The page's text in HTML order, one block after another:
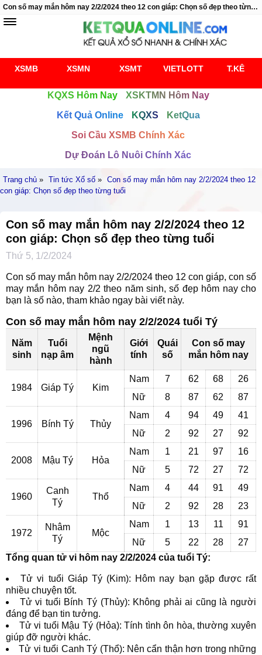
Con số may mắn hôm nay 2/2/2024 theo 12 con giáp: Chọn số đẹp theo từng tuổi
XSMB XSMN XSMT VIETLOTT T.KÊ
KQXS Hôm Nay
XSKTMN Hôm Nay
Kết Quả Online
KQXS
KetQua
Soi Cầu XSMB Chính Xác
Dự Đoán Lô Nuôi Chính Xác
Trang chủ » Tin tức Xổ số » Con số may mắn hôm nay 2/2/2024 theo 12
con giáp: Chọn số đẹp theo từng tuổi
Con số may mắn hôm nay 2/2/2024 theo 12
con giáp: Chọn số đẹp theo từng tuổi
Thứ 5, 1/2/2024
Con số may mắn hôm nay 2/2/2024 theo 12 con giáp, con số
may mắn hôm nay 2/2 theo năm sinh, số đẹp hôm nay cho
bạn là số nào, tham khảo ngay bài viết này.
Con số may mắn hôm nay 2/2/2024 tuổi Tý
Năm
sinh
Tuổi
nạp âm
Mệnh
ngũ
hành
Giới
tính
Quái
số
Con số may
mắn hôm nay
1984 Giáp Tý Kim
Nam 7 62 68
26
Nữ
8 87 62 87
1996 Bính Tý Thủy
Nam 4 94 49
41
Nữ
2 92 27 92
2008 Mậu Tý Hỏa
Nam 1 21 97
16
Nữ
5 72 27 72
1960
Canh
Tý
Thổ
Nam 4 44 91
49
Nữ
2 92 28 23
1972
Nhâm
Tý
Mộc
Nam 1 13 11
91
Nữ
5 22 28
27
Tổng quan tử vi hôm nay 2/2/2024 của tuổi Tý:
Tử vi tuổi Giáp Tý (Kim): Hôm nay bạn gặp được rất
nhiều chuyện tốt.
Tử vi tuổi Bính Tý (Thủy): Không phải ai cũng là người
đáng để bạn tin tưởng.
Tử vi tuổi Mậu Tý (Hỏa): Tính tình ôn hòa, thường xuyên
giúp đỡ người khác.
Tử vi tuổi Canh Tý (Thổ): Nên cẩn thận hơn trong những